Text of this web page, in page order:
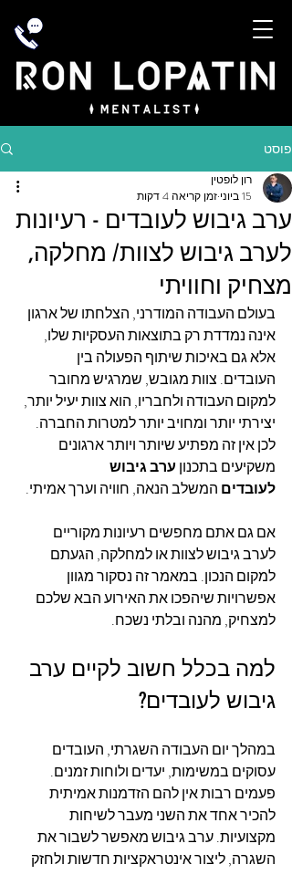
פוסט
ערב גיבוש לעובדים - רעיונות
לערב גיבוש לצוות/ מחלקה,
מצחיק וחוויתי
רון לופטין
15 ביוני
זמן קריאה 4 דקות
בעולם העבודה המודרני, הצלחתו של ארגון
אינה נמדדת רק בתוצאות העסקיות שלו,
אלא גם באיכות שיתוף הפעולה בין
העובדים. צוות מגובש, שמרגיש מחובר
למקום העבודה ולחבריו, הוא צוות יעיל יותר,
יצירתי יותר ומחויב יותר למטרות החברה.
לכן אין זה מפתיע שיותר ויותר ארגונים
משקיעים בתכנון ערב גיבוש
לעובדים המשלב הנאה, חוויה וערך אמיתי.
אם גם אתם מחפשים רעיונות מקוריים
לערב גיבוש לצוות או למחלקה, הגעתם
למקום הנכון. במאמר זה נסקור מגוון
אפשרויות שיהפכו את האירוע הבא שלכם
למצחיק, מהנה ובלתי נשכח.
למה בכלל חשוב לקיים ערב
גיבוש לעובדים?
במהלך יום העבודה השגרתי, העובדים
עסוקים במשימות, יעדים ולוחות זמנים.
פעמים רבות אין להם הזדמנות אמיתית
להכיר אחד את השני מעבר לשיחות
מקצועיות. ערב גיבוש מאפשר לשבור את
השגרה, ליצור אינטראקציות חדשות ולחזק